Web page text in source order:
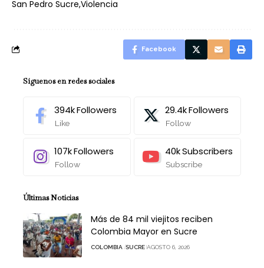
San Pedro Sucre Violencia
Facebook
Síguenos en redes sociales
394kFollowers
Like
29.4kFollowers
Follow
107kFollowers
Follow
40kSubscribers
Subscribe
Últimas Noticias
Más de 84 mil viejitos reciben
Colombia Mayor en Sucre
COLOMBIA SUCRE AGOSTO 6, 2026